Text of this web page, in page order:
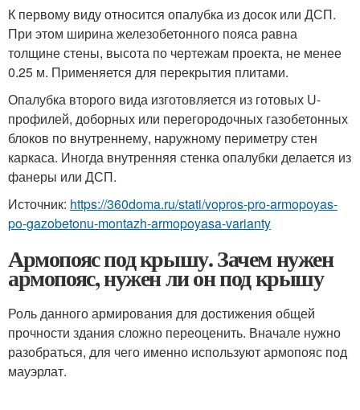
К первому виду относится опалубка из досок или ДСП.
При этом ширина железобетонного пояса равна
толщине стены, высота по чертежам проекта, не менее
0.25 м. Применяется для перекрытия плитами.
Опалубка второго вида изготовляется из готовых U-
профилей, доборных или перегородочных газобетонных
блоков по внутреннему, наружному периметру стен
каркаса. Иногда внутренняя стенка опалубки делается из
фанеры или ДСП.
Источник: https://360doma.ru/stati/vopros-pro-armopoyas-
po-gazobetonu-montazh-armopoyasa-varianty
Армопояс под крышу. Зачем нужен
армопояс, нужен ли он под крышу
Роль данного армирования для достижения общей
прочности здания сложно переоценить. Вначале нужно
разобраться, для чего именно используют армопояс под
мауэрлат.